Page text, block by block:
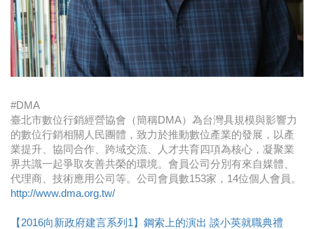
#DMA
臺北市數位行銷經營協會（簡稱DMA）為台灣具規模與影響力
的數位行銷相關人民團體，致力於推動數位產業的發展，以產
業提升、協同合作、跨域交流、人才共育四項為核心，凝聚業
界共識一起爭取友善共榮的環境。會員公司分別有來自媒體、
代理商、技術應用公司等。公司會員數153家，14位個人會員。
http://www.dma.org.tw/
【2016向新政府建言系列1】鋼索上的演出 談小英就職典禮